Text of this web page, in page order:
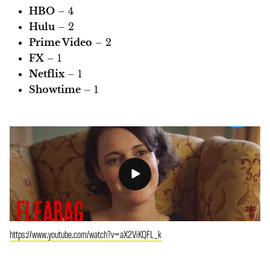
HBO – 4
Hulu– 2
Prime Video – 2
FX – 1
Netflix– 1
Showtime – 1
https://www.youtube.com/watch?v=aX2ViKQFL_k